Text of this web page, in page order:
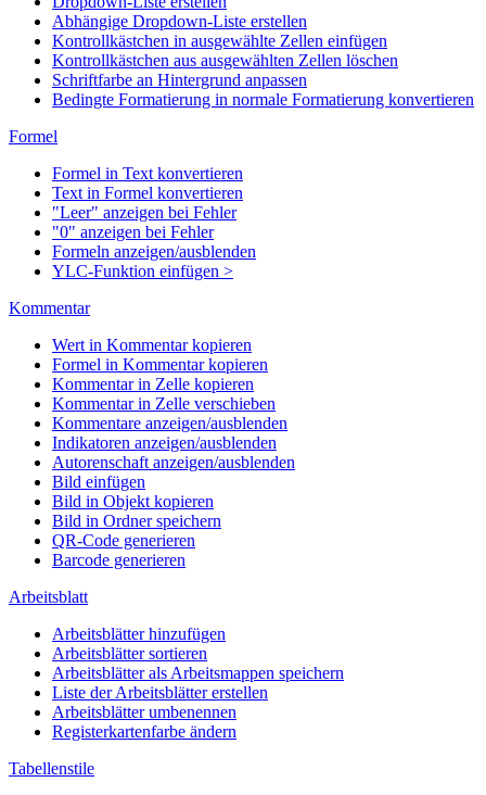
Abhängige Dropdown-Liste erstellen
Kontrollkästchen in ausgewählte Zellen einfügen
Kontrollkästchen aus ausgewählten Zellen löschen
Schriftfarbe an Hintergrund anpassen
Bedingte Formatierung in normale Formatierung konvertieren
Formel
Formel in Text konvertieren
Text in Formel konvertieren
"Leer" anzeigen bei Fehler
"0" anzeigen bei Fehler
Formeln anzeigen/ausblenden
YLC-Funktion einfügen >
Kommentar
Wert in Kommentar kopieren
Formel in Kommentar kopieren
Kommentar in Zelle kopieren
Kommentar in Zelle verschieben
Kommentare anzeigen/ausblenden
Indikatoren anzeigen/ausblenden
Autorenschaft anzeigen/ausblenden
Bild einfügen
Bild in Objekt kopieren
Bild in Ordner speichern
QR-Code generieren
Barcode generieren
Arbeitsblatt
Arbeitsblätter hinzufügen
Arbeitsblätter sortieren
Arbeitsblätter als Arbeitsmappen speichern
Liste der Arbeitsblätter erstellen
Arbeitsblätter umbenennen
Registerkartenfarbe ändern
Tabellenstile